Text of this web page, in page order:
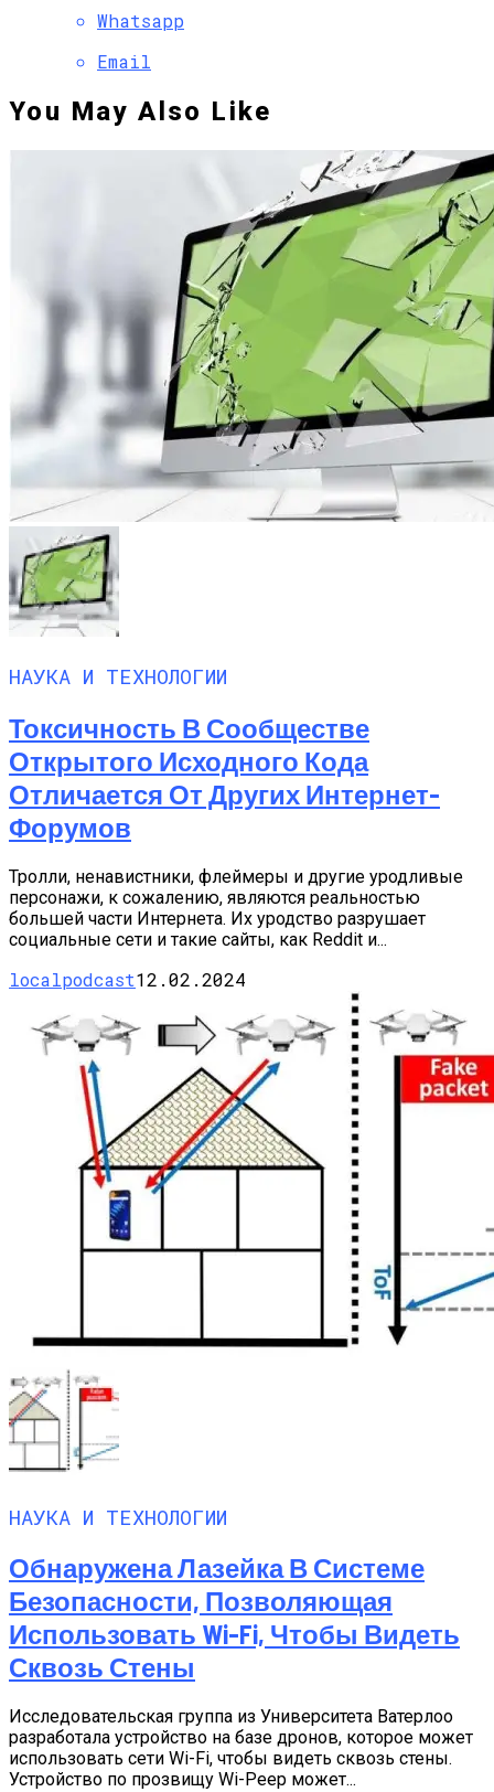
Whatsapp
Email
You May Also Like
НАУКА И ТЕХНОЛОГИИ
Токсичность В Сообществе
Открытого Исходного Кода
Отличается От Других Интернет-
Форумов
Тролли, ненавистники, флеймеры и другие уродливые
персонажи, к сожалению, являются реальностью
большей части Интернета. Их уродство разрушает
социальные сети и такие сайты, как Reddit и...
localpodcast12.02.2024
НАУКА И ТЕХНОЛОГИИ
Обнаружена Лазейка В Системе
Безопасности, Позволяющая
Использовать Wi-Fi, Чтобы Видеть
Сквозь Стены
Исследовательская группа из Университета Ватерлоо
разработала устройство на базе дронов, которое может
использовать сети Wi-Fi, чтобы видеть сквозь стены.
Устройство по прозвищу Wi-Peep может...